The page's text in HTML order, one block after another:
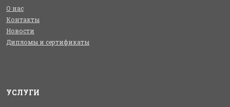
О нас
Контакты
Новости
Дипломы и сертификаты
УСЛУГИ